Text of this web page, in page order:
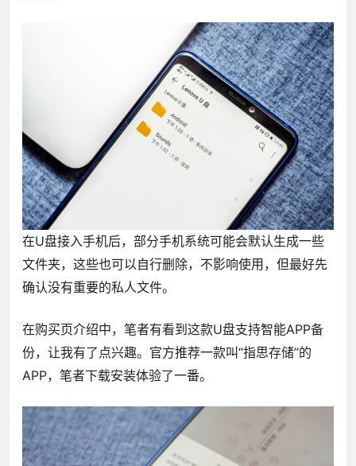
在U盘接入手机后，部分手机系统可能会默认生成一些
文件夹，这些也可以自行删除，不影响使用，但最好先
确认没有重要的私人文件。
在购买页介绍中，笔者有看到这款U盘支持智能APP备
份，让我有了点兴趣。官方推荐一款叫“指思存储”的
APP，笔者下载安装体验了一番。